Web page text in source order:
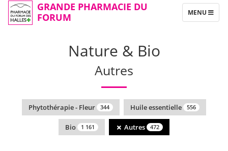
GRANDE PHARMACIE DU
FORUM
TOGGLE
NAVIGATION
MENU
Nature & Bio
Autres
Phytothérapie - Fleur 344 Huile essentielle 556
Bio 1 161 Autres 472